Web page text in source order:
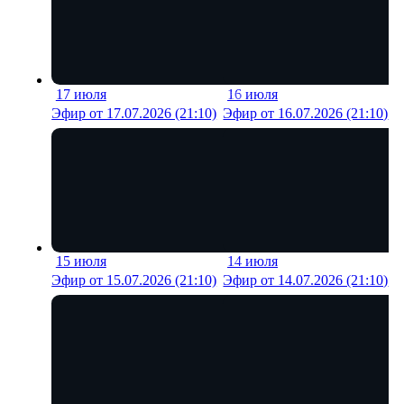
17 июля
19 мин
Эфир от 17.07.2026 (21:10)
16 июля
Эфир от 16.07.2026 (21:10)
15 июля
19 мин
Эфир от 15.07.2026 (21:10)
14 июля
Эфир от 14.07.2026 (21:10)